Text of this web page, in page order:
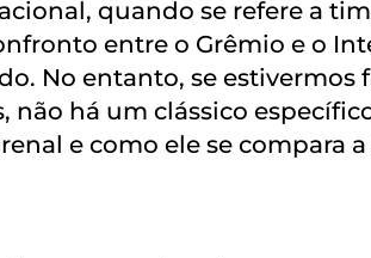
quando se refere a
entre o Grêmio e o
No entanto, se estivermos
não há um clássico
e como ele se compara